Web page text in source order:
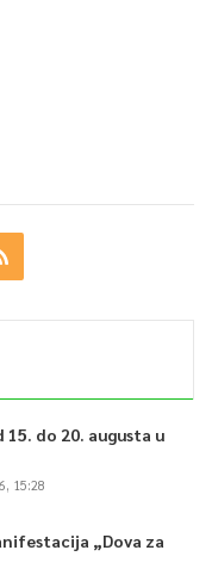
do 20. augusta u
15:28
„Dova za